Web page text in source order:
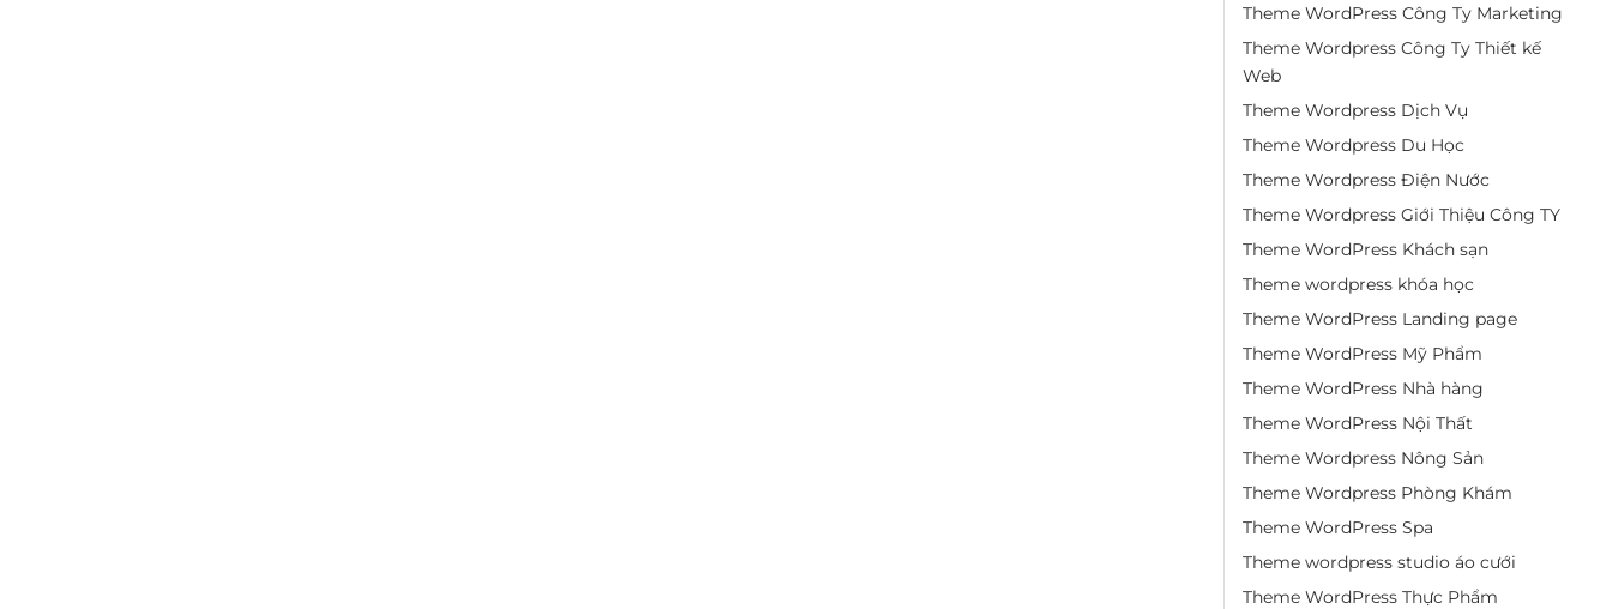
Theme WordPress Công Ty Marketing
Theme Wordpress Công Ty Thiết kế
Web
Theme Wordpress Dịch Vụ
Theme Wordpress Du Học
Theme Wordpress Điện Nước
Theme Wordpress Giới Thiệu Công TY
Theme WordPress Khách sạn
Theme wordpress khóa học
Theme WordPress Landing page
Theme WordPress Mỹ Phẩm
Theme WordPress Nhà hàng
Theme WordPress Nội Thất
Theme Wordpress Nông Sản
Theme Wordpress Phòng Khám
Theme WordPress Spa
Theme wordpress studio áo cưới
Theme WordPress Thực Phẩm